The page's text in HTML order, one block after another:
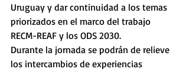
Uruguay y dar continuidad a los temas
priorizados en el marco del trabajo
RECM-REAF y los ODS 2030.
Durante la jornada se podrán de relieve
los intercambios de experiencias